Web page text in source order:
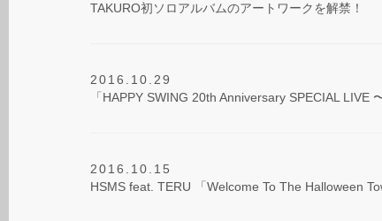
TAKURO初ソロアルバムのアートワークを解禁！
2016.10.29
「HAPPY SWING 20th Anniversary SPECIAL
2016.10.15
HSMS feat. TERU 「Welcome To The Halloween